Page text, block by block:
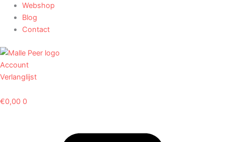
Webshop
Blog
Contact
Account
Verlanglijst
€0,00 0